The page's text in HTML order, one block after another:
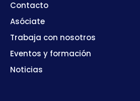
Contacto
Asóciate
Trabaja con nosotros
Eventos y formación
Noticias